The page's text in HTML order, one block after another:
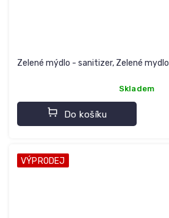
Zelené mýdlo - sanitizer, Zelené mydlo
Skladem
Do košíku
VÝPRODEJ